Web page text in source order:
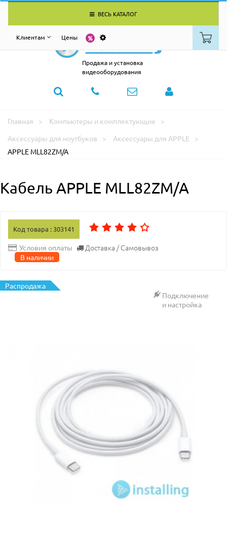
ВЕСЬ КАТАЛОГ
Клиентам Цены
Продажа и установка
видеооборудования
Главная
Компьютеры и комплектующие
Аксессуары для ноутбуков
Аксессуары для APPLE
APPLE MLL82ZM/A
Кабель APPLE MLL82ZM/A
Код товара : 303141
Условия оплаты Доставка / Самовывоз
В наличии
Распродажа
Подключение
и настройка